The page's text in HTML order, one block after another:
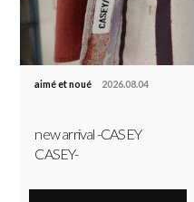
aimé et noué 2026.08.04
new arrival -CASEY
CASEY-